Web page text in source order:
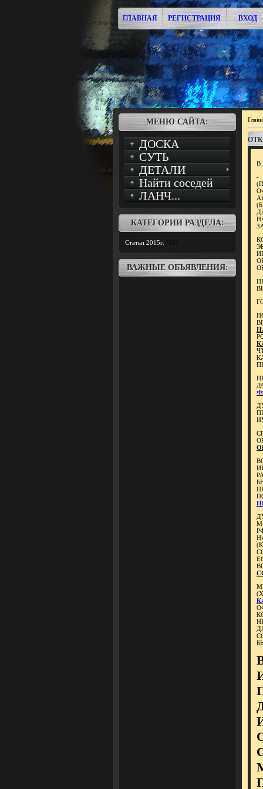
ГЛАВНАЯ РЕГИСТРАЦИЯ ВХОД
МЕНЮ САЙТА:
ДОСКА
СУТЬ
ДЕТАЛИ
Найти соседей
ЛАНЧ...
КАТЕГОРИИ РАЗДЕЛА:
Статьи 2015г. [16]
ВАЖНЫЕ ОБЪЯВЛЕНИЯ:
В
-